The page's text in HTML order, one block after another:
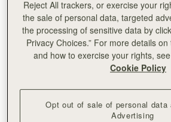
カートに追加
¥35,000以上で配送料無料
30日間返品可能*
Reject All trackers, or exercise your
the sale of personal data, targeted
the processing of sensitive data by
Privacy Choices.” For more details
and how to exercise your rights,
Cookie Policy
Opt out of sale of personal data
Advertising